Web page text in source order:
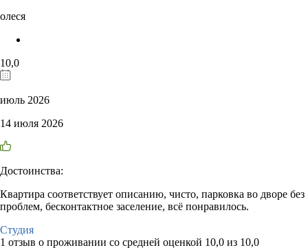
олеся
10,0
июль 2026
14 июля 2026
Достоинства:
Квартира соответствует описанию, чисто, парковка во дворе без
проблем, бесконтактное заселение, всё понравилось.
Студия
1 отзыв о проживании со средней оценкой 10,0 из 10,0